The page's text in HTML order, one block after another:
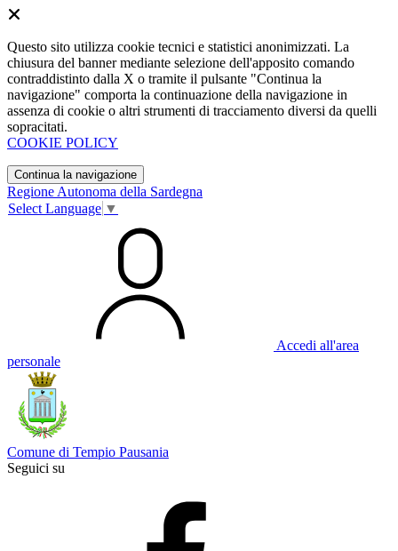
Questo sito utilizza cookie tecnici e statistici anonimizzati. La
chiusura del banner mediante selezione dell'apposito comando
contraddistinto dalla X o tramite il pulsante "Continua la
navigazione" comporta la continuazione della navigazione in
assenza di cookie o altri strumenti di tracciamento diversi da quelli
sopracitati.
COOKIE POLICY
Continua la navigazione
Regione Autonoma della Sardegna
Select Language ▼
Accedi all'area
personale
Comune di Tempio Pausania
Seguici su